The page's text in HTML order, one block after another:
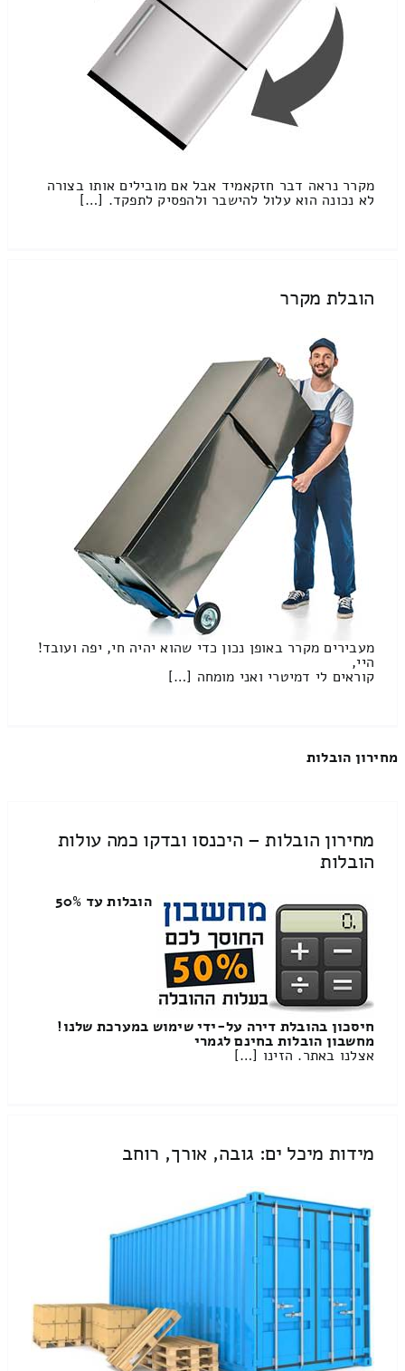
מקרר נראה דבר חזקאמיד אבל אם מובילים אותו בצורה
לא נכונה הוא עלול להישבר ולהפסיק לתפקד. […]
הובלת מקרר
מעבירים מקרר באופן נכון כדי שהוא יהיה חי, יפה ועובד!
היי,
קוראים לי דמיטרי ואני מומחה […]
מחירון הובלות
מחירון הובלות – היכנסו ובדקו כמה עולות
הובלות
הובלות עד 50%
חיסכון בהובלת דירה על-ידי שימוש במערכת שלנו!
מחשבון הובלות בחינם לגמרי
אצלנו באתר. הזינו […]
מידות מיכל ים: גובה, אורך, רוחב